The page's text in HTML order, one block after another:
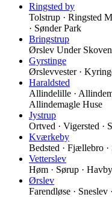
Ringsted by
Tolstrup · Ringsted
· Sønder Park
Bringstrup
Ørslev Under Skoven
Gyrstinge
Ørslevvester ·
Haraldsted
Allindelille ·
Allindemagle Huse
Jystrup
Ortved · Vigersted ·
Kværkeby
Bedsted · Fjællebro ·
Vetterslev
Høm · Sørup ·
Ørslev
Farendløse · Sneslev